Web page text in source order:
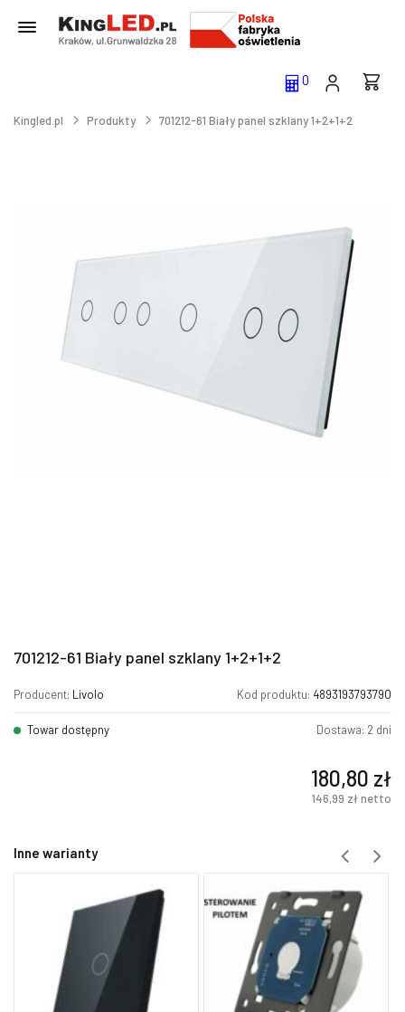
0
Kingled.pl Produkty 701212-61 Biały panel szklany 1+2+1+2
701212-61 Biały panel szklany 1+2+1+2
Producent: Livolo Kod produktu: 4893193793790
Towar dostępny Dostawa: 2 dni
180,80 zł
146,99 złnetto
Inne warianty